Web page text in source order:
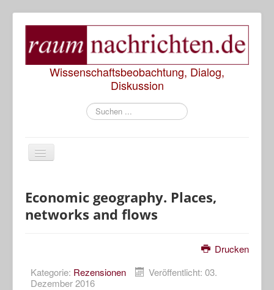
Wissenschaftsbeobachtung, Dialog,
Diskussion
Rezensionen
Diskussionen
Economic geography. Places,
networks and flows
Drucken
Kategorie: Rezensionen
Veröffentlicht: 03.
Dezember 2016